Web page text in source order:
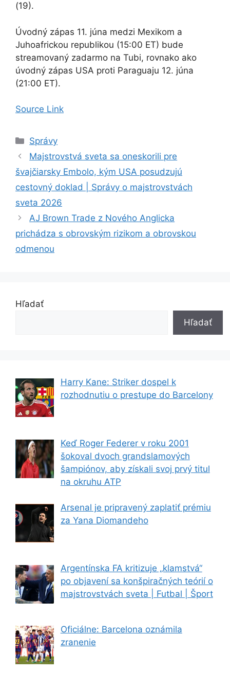
(19).
Úvodný zápas 11. júna medzi Mexikom a
Juhoafrickou republikou (15:00 ET) bude
streamovaný zadarmo na Tubi, rovnako ako
úvodný zápas USA proti Paraguaju 12. júna
(21:00 ET).
Source Link
Kategórie
Správy
Majstrovstvá sveta sa oneskorili pre
švajčiarsky Embolo, kým USA posudzujú
cestovný doklad | Správy o majstrovstvách
sveta 2026
AJ Brown Trade z Nového Anglicka
prichádza s obrovským rizikom a obrovskou
odmenou
Hľadať
Hľadať
Harry Kane: Striker dospel k
rozhodnutiu o prestupe do Barcelony
Keď Roger Federer v roku 2001
šokoval dvoch grandslamových
šampiónov, aby získali svoj prvý titul
na okruhu ATP
Arsenal je pripravený zaplatiť prémiu
za Yana Diomandeho
Argentínska FA kritizuje „klamstvá“
po objavení sa konšpiračných teórií o
majstrovstvách sveta | Futbal | Šport
Oficiálne: Barcelona oznámila
zranenie